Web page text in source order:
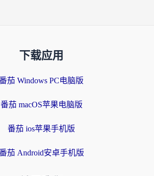
下载应用
茄 Windows PC电脑版
番茄 macOS苹果电脑版
番茄 ios苹果手机版
茄 Android安卓手机版